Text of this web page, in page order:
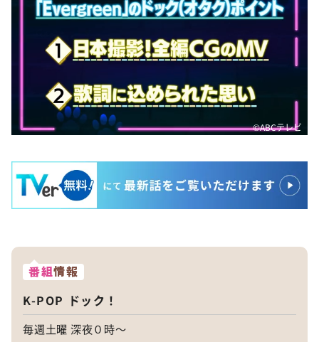
©️ABCテレビ
番組情報
K-POP ドック！
毎週土曜 深夜０時～